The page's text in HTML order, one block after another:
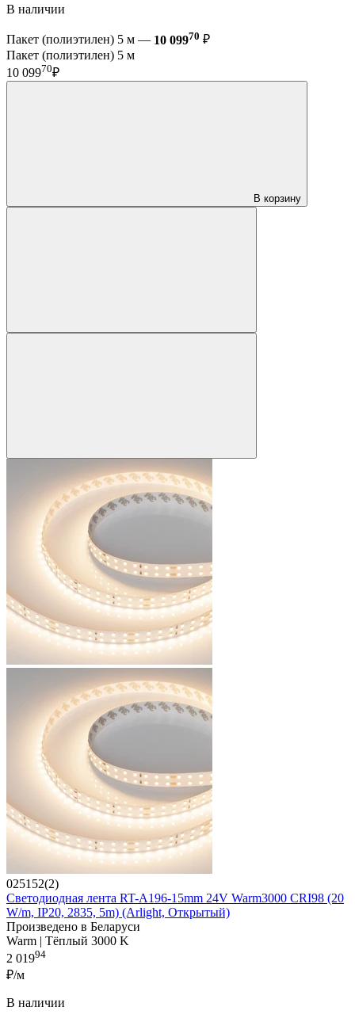
В наличии
Пакет (полиэтилен) 5 м — 10 09970 ₽
Пакет (полиэтилен) 5 м
10 09970₽
В корзину
025152(2)
Светодиодная лента RT-A196-15mm 24V Warm3000 CRI98 (20
W/m, IP20, 2835, 5m) (Arlight, Открытый)
Произведено в Беларуси
Warm | Тёплый 3000 K
2 01994
₽/м
В наличии